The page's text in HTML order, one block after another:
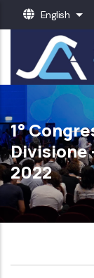
content
English
1°
Divisione
2022